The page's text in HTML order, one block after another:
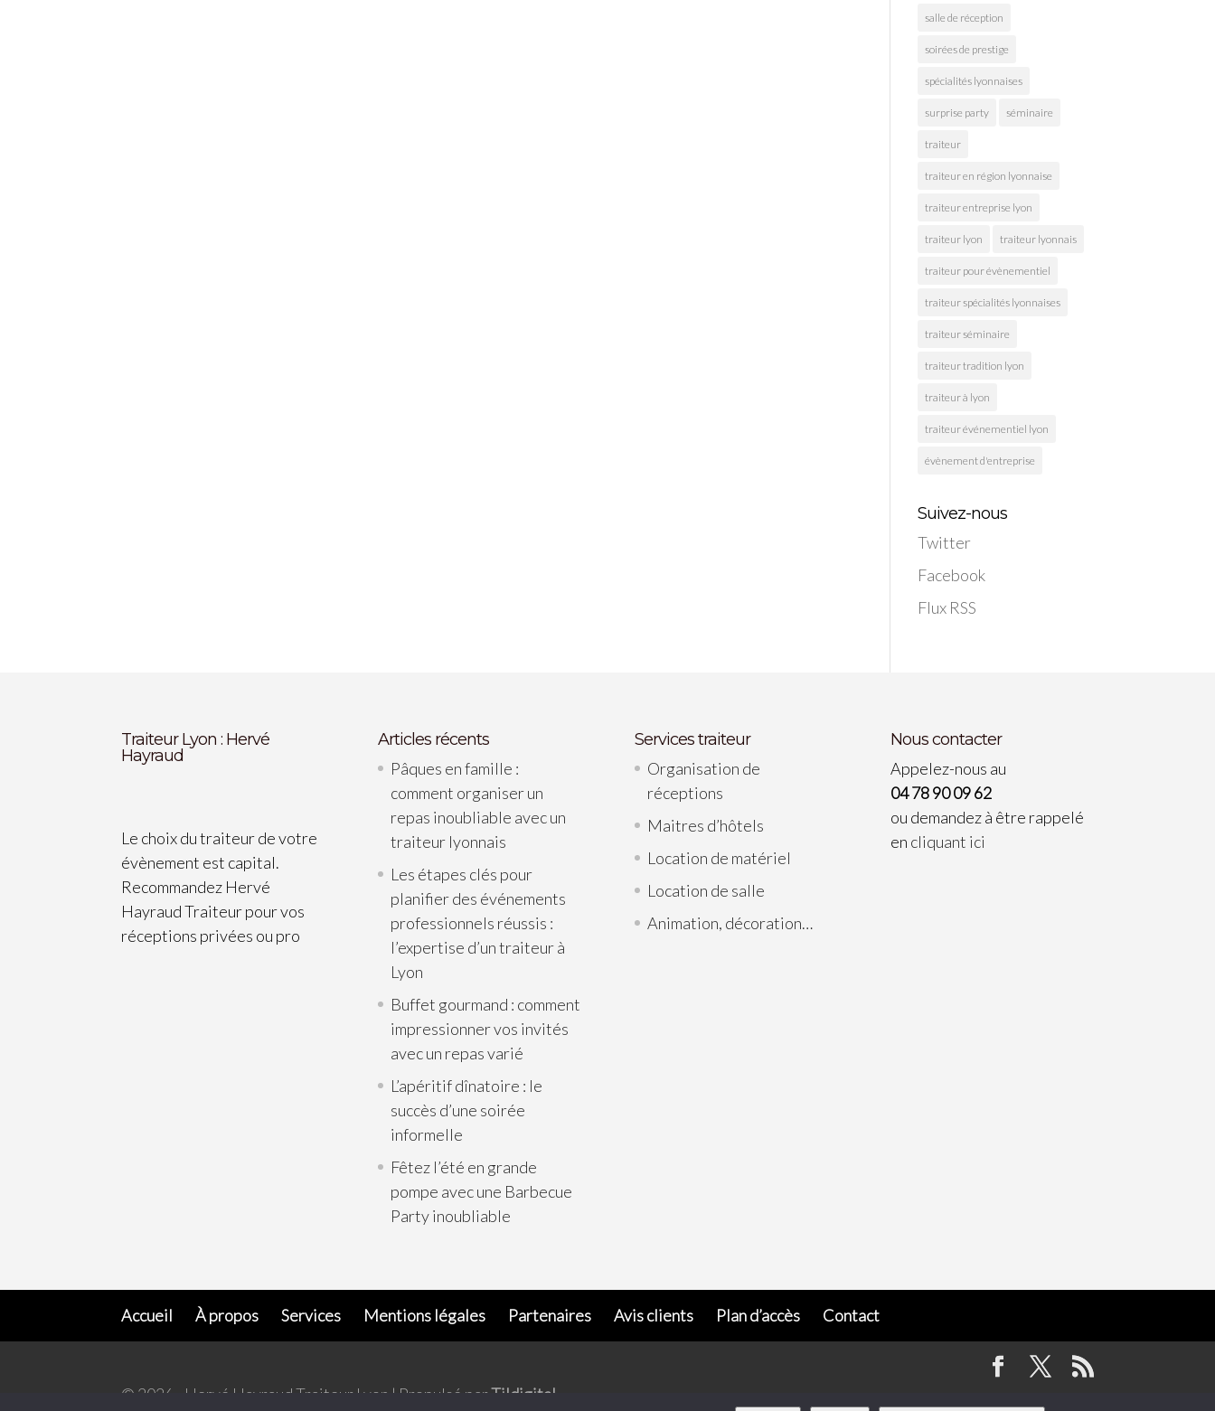
salle de réception
soirées de prestige
spécialités lyonnaises
surprise party séminaire
traiteur
traiteur en région lyonnaise
traiteur entreprise lyon
traiteur lyon traiteur lyonnais
traiteur pour évènementiel
traiteur spécialités lyonnaises
traiteur séminaire
traiteur tradition lyon
traiteur à lyon
traiteur événementiel lyon
évènement d'entreprise
Suivez-nous
Twitter
Facebook
Flux RSS
Traiteur Lyon : Hervé
Hayraud
Le choix du traiteur de votre
évènement est capital.
Recommandez Hervé
Hayraud Traiteur pour vos
réceptions privées ou pro
Articles récents
Pâques en famille :
comment organiser un
repas inoubliable avec un
traiteur lyonnais
Les étapes clés pour
planifier des événements
professionnels réussis :
l’expertise d’un traiteur à
Lyon
Buffet gourmand : comment
impressionner vos invités
avec un repas varié
L’apéritif dînatoire : le
succès d’une soirée
informelle
Fêtez l’été en grande
pompe avec une Barbecue
Party inoubliable
Services traiteur
Organisation de
réceptions
Maitres d’hôtels
Location de matériel
Location de salle
Animation, décoration…
Nous contacter
Appelez-nous au
04 78 90 09 62
ou demandez à être rappelé
en cliquant ici
Accueil À propos Services Mentions légales Partenaires Avis clients Plan d’accès Contact
© 2026 - Hervé Hayraud Traiteur Lyon | Propulsé parTildigital